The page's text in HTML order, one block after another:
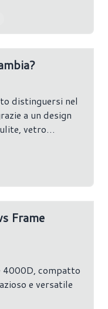
distinguersi nel
a un design
vetro
per
più ampio e
più
passare allo
sullo Y60? In
cosa cambia
airflow e
Frame
4000D, compatto
e versatile